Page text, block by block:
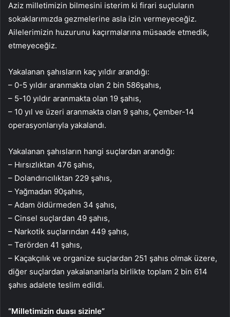
Aziz milletimizin bilmesini isterim ki firari suçluların
sokaklarımızda gezmelerine asla izin vermeyeceğiz.
Ailelerimizin huzurunu kaçırmalarına müsaade etmedik,
etmeyeceğiz.
Yakalanan şahısların kaç yıldır arandığı:
– 0-5 yıldır aranmakta olan 2 bin 586şahıs,
– 5-10 yıldır aranmakta olan 19 şahıs,
– 10 yıl ve üzeri aranmakta olan 9 şahıs, Çember-14
operasyonlarıyla yakalandı.
Yakalanan şahısların hangi suçlardan arandığı:
– Hırsızlıktan 476 şahıs,
– Dolandırıcılıktan 229 şahıs,
– Yağmadan 90şahıs,
– Adam öldürmeden 34 şahıs,
– Cinsel suçlardan 49 şahıs,
– Narkotik suçlarından 449 şahıs,
– Terörden 41 şahıs,
– Kaçakçılık ve organize suçlardan 251 şahıs olmak üzere,
diğer suçlardan yakalananlarla birlikte toplam 2 bin 614
şahıs adalete teslim edildi.
“Milletimizin duası sizinle”